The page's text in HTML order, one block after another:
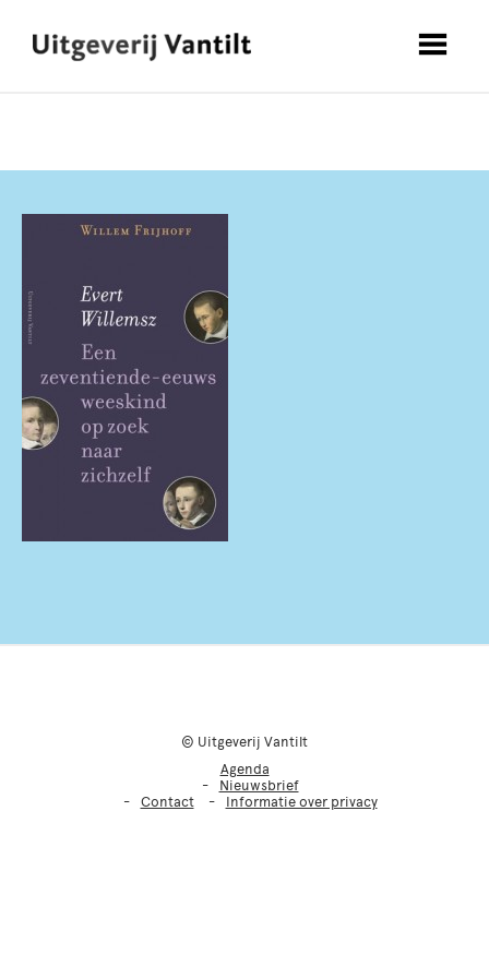
© Uitgeverij Vantilt
Agenda
Nieuwsbrief
Contact
Informatie over privacy